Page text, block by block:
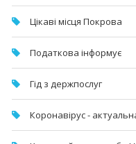
Цікаві місця Покрова
Податкова інформує
Гід з держпослуг
Коронавірус -